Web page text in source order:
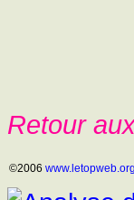
Retour
©2006 www.letopweb.org